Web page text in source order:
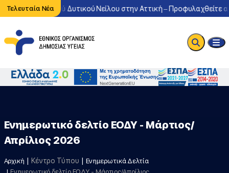
Τελευταία Νέα
του ιού Δυτικού Νείλου στην Αττική – Προφυλαχθείτε από
Ενημερωτικό δελτίο ΕΟΔΥ - Μάρτιος/
Απρίλιος 2026
Αρχική Κέντρο Τύπου
Ενημερωτικά Δελτία